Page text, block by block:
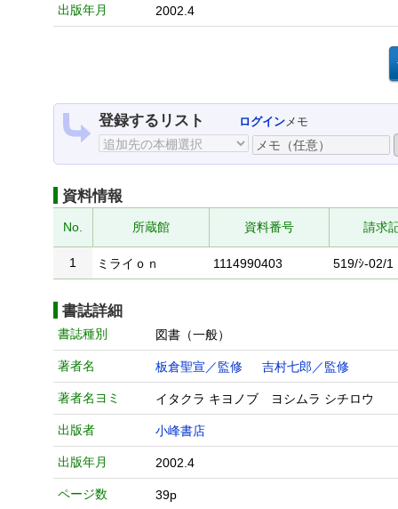
出版年月 2002.4
登録するリスト ログインメモ
資料情報
No. 所蔵館 資料番号 請求
1 ミライｏｎ 1114990403 519/ｼ-02/1
書誌詳細
書誌種別 図書（一般）
著者名 板倉聖宣／監修 吉村七郎／監修
著者名ヨミ イタクラ キヨノブ ヨシムラ シチロウ
出版者 小峰書店
出版年月 2002.4
ページ数 39p